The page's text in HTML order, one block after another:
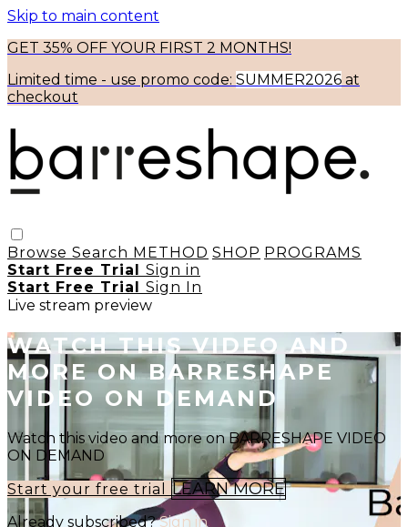
Skip to main content
GET 35% OFF YOUR FIRST 2 MONTHS!
Limited time - use promo code: SUMMER2026 at
checkout
Browse Search METHOD SHOP PROGRAMS
Start Free Trial Sign in
Start Free Trial Sign In
Live stream preview
WATCH THIS VIDEO AND
MORE ON BARRESHAPE
VIDEO ON DEMAND
Watch this video and more on BARRESHAPE VIDEO
ON DEMAND
Start your free trial LEARN MORE
Already subscribed?Sign in